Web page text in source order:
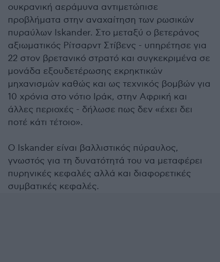
ουκρανική αεράμυνα αντιμετώπισε
προβλήματα στην αναχαίτηση των ρωσικών
πυραύλων Iskander. Στο μεταξύ ο βετεράνος
αξιωματικός Ρίτσαρντ Στίβενς - υπηρέτησε για
22 στον βρετανικό στρατό και συγκεκριμένα σε
μονάδα εξουδετέρωσης εκρηκτικών
μηχανισμών καθώς και ως τεχνικός βομβών για
10 χρόνια στο νότιο Ιράκ, στην Αφρική και
άλλες περιοχές - δήλωσε πως δεν «έχει δει
ποτέ κάτι τέτοιο».
Ο Iskander είναι βαλλιστικός πύραυλος,
γνωστός για τη δυνατότητά του να μεταφέρει
πυρηνικές κεφαλές αλλά και διαφορετικές
συμβατικές κεφαλές.